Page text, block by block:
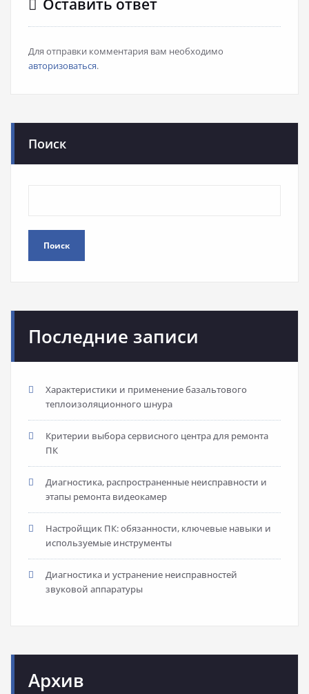
Оставить ответ
Для отправки комментария вам необходимо
авторизоваться.
Поиск
Поиск
Последние записи
Характеристики и применение базальтового
теплоизоляционного шнура
Критерии выбора сервисного центра для ремонта
ПК
Диагностика, распространенные неисправности и
этапы ремонта видеокамер
Настройщик ПК: обязанности, ключевые навыки и
используемые инструменты
Диагностика и устранение неисправностей
звуковой аппаратуры
Архив